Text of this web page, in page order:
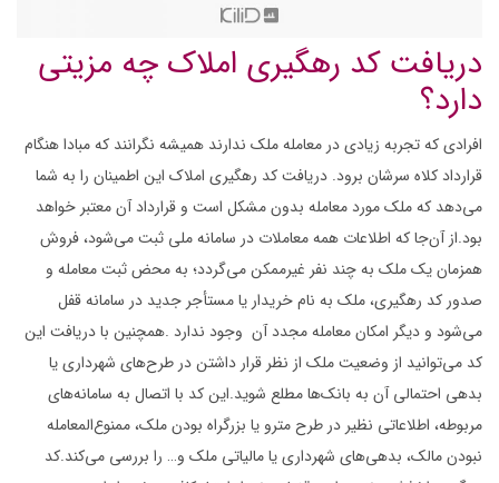
دریافت کد رهگیری املاک چه مزیتی
دارد؟
افرادی که تجربه زیادی در معامله ملک ندارند همیشه نگرانند که مبادا هنگام
قرارداد کلاه سرشان برود. دریافت کد رهگیری املاک این اطمینان را به شما
می‌دهد که ملک مورد معامله بدون مشکل است و قرارداد آن معتبر خواهد
بود.از آن‌جا که اطلاعات همه معاملات در سامانه ملی ثبت می‌شود، فروش
همزمان یک ملک به چند نفر غیرممکن می‌گردد؛ به محض ثبت معامله و
صدور کد رهگیری، ملک به نام خریدار یا مستأجر جدید در سامانه قفل
می‌شود و دیگر امکان معامله مجدد آن وجود ندارد .همچنین با دریافت این
کد می‌توانید از وضعیت ملک از نظر قرار داشتن در طرح‌های شهرداری یا
بدهی احتمالی آن به بانک‌ها مطلع شوید.این کد با اتصال به سامانه‌های
مربوطه، اطلاعاتی نظیر در طرح مترو یا بزرگراه بودن ملک، ممنوع‌المعامله
نبودن مالک، بدهی‌های شهرداری یا مالیاتی ملک و… را بررسی می‌کند.کد